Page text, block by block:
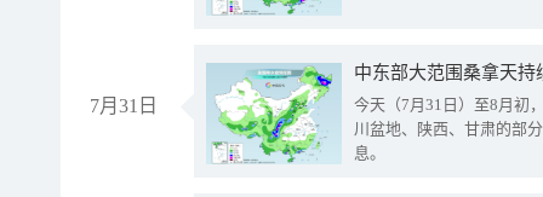
7月31日
中东部大范围桑拿天
今天（7月31日）至8月初
川盆地、陕西、甘肃的部
息。